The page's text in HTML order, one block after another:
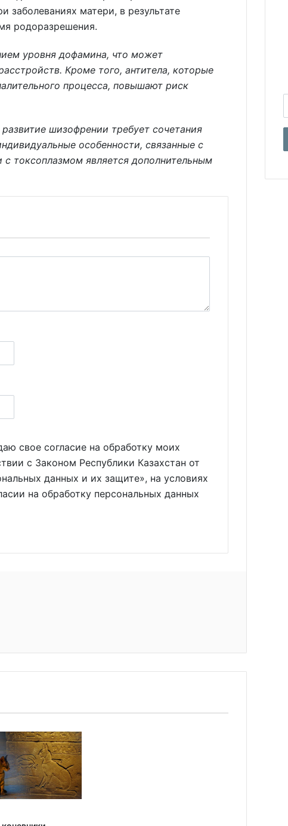
заболеваниях матери, в результате
родоразрешения.
уровня дофамина, что может
Кроме того, антитела, которые
процесса, повышают риск
шизофрении требует сочетания
особенности, связанные с
токсоплазмом является дополнительным
свое согласие на обработку моих
с Законом Республики Казахстан от
данных и их защите», на условиях
на обработку персональных данных